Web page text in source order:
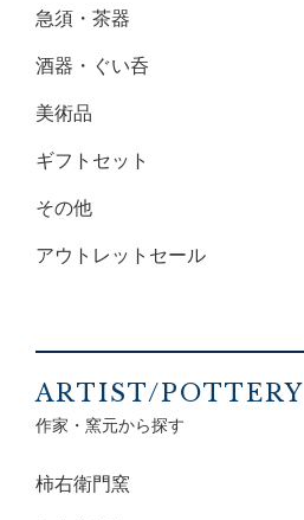
急須・茶器
酒器・ぐい呑
美術品
ギフトセット
その他
アウトレットセール
ARTIST/POTTERY
作家・窯元から探す
柿右衛門窯